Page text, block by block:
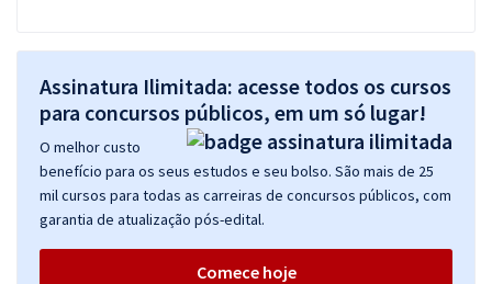
Assinatura Ilimitada: acesse todos os cursos
para concursos públicos, em um só lugar!
O melhor custo
benefício para os seus estudos e seu bolso. São mais de 25
mil cursos para todas as carreiras de concursos públicos, com
garantia de atualização pós-edital.
Comece hoje